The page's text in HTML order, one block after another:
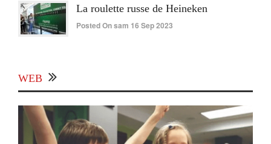
La roulette russe de Heineken
Posted On sam 16 Sep 2023
WEB